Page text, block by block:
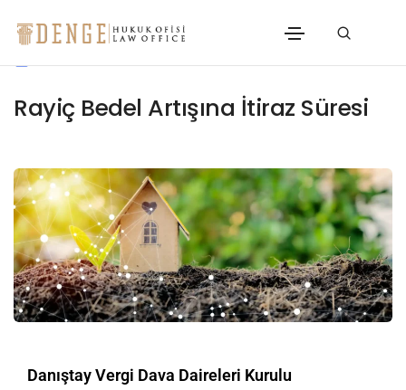
Rayiç Bedel Artışına İtiraz Süresi
Danıştay Vergi Dava Daireleri Kurulu